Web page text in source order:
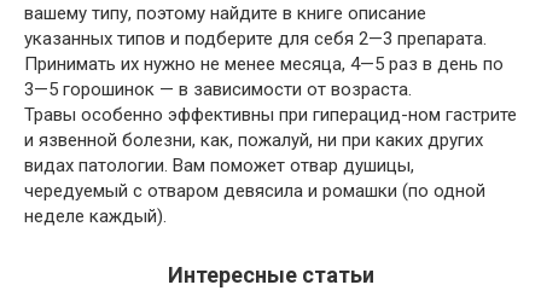
вашему типу, поэтому найдите в книге описание
указанных типов и подберите для себя 2—3 препарата.
Принимать их нужно не менее месяца, 4—5 раз в день по
3—5 горошинок — в зависимости от возраста.
Травы особенно эффективны при гиперацид-ном гастрите
и язвенной болезни, как, пожалуй, ни при каких других
видах патологии. Вам поможет отвар душицы,
чередуемый с отваром девясила и ромашки (по одной
неделе каждый).
Интересные статьи